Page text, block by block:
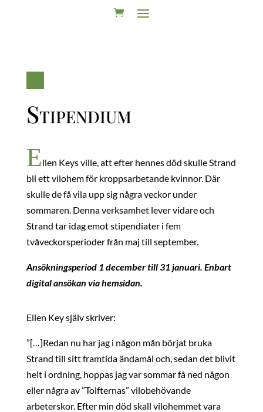
Stipendium
Ellen Keys ville, att efter hennes död skulle Strand
bli ett vilohem för kroppsarbetande kvinnor. Där
skulle de få vila upp sig några veckor under
sommaren. Denna verksamhet lever vidare och
Strand tar idag emot stipendiater i fem
tvåveckorsperioder från maj till september.
Ansökningsperiod 1 december till 31 januari. Enbart
digital ansökan via hemsidan.
Ellen Key själv skriver:
”[…]Redan nu har jag i någon mån börjat bruka
Strand till sitt framtida ändamål och, sedan det blivit
helt i ordning, hoppas jag var sommar få ned någon
eller några av ”Tolfternas” vilobehövande
arbeterskor. Efter min död skall vilohemmet vara